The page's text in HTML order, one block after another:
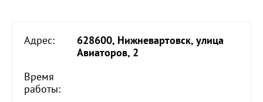
Адрес:
628600, Нижневартовск, улица
Авиаторов, 2
Время
работы: